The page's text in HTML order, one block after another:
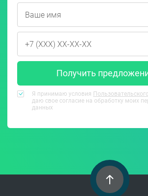
Получить
Я принимаю условия
даю свое согласие на обработку моих
данных